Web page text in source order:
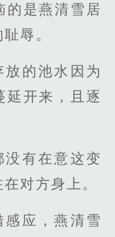
的是燕清雪居
辱。
的池水因为
延开来，且逐
有在意这变
对方身上。
感应，燕清雪